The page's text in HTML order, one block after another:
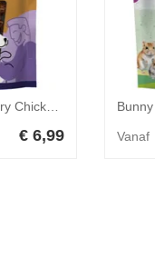
Braaaf Butchery Chicken Necks Hondensnack 125 gr
€ 6,99 Vanaf